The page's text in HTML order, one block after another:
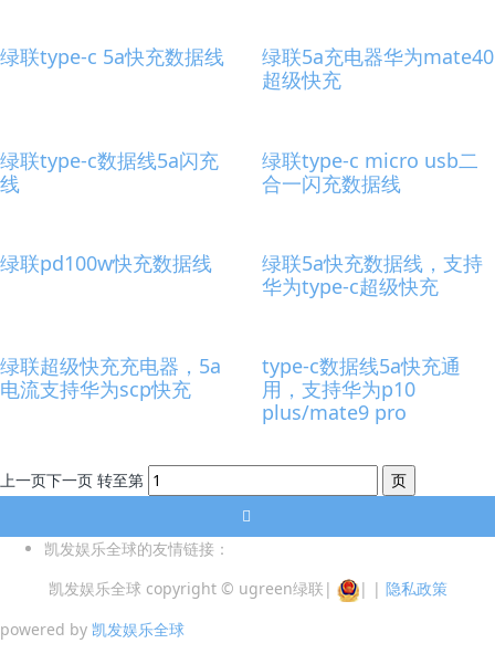
绿联type-c 5a快充数据线
绿联5a充电器华为mate40
超级快充
绿联type-c数据线5a闪充
线
绿联type-c micro usb二
合一闪充数据线
绿联pd100w快充数据线
绿联5a快充数据线，支持
华为type-c超级快充
绿联超级快充充电器，5a
电流支持华为scp快充
type-c数据线5a快充通
用，支持华为p10
plus/mate9 pro
上一页下一页 转至第
凯发娱乐全球的友情链接：
凯发娱乐全球 copyright © ugreen绿联 | | | 隐私政策
powered by 凯发娱乐全球